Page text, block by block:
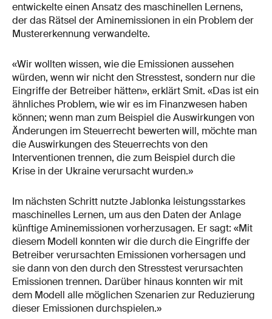
entwickelte einen Ansatz des maschinellen Lernens,
der das Rätsel der Aminemissionen in ein Problem der
Mustererkennung verwandelte.
«Wir wollten wissen, wie die Emissionen aussehen
würden, wenn wir nicht den Stresstest, sondern nur die
Eingriffe der Betreiber hätten», erklärt Smit. «Das ist ein
ähnliches Problem, wie wir es im Finanzwesen haben
können; wenn man zum Beispiel die Auswirkungen von
Änderungen im Steuerrecht bewerten will, möchte man
die Auswirkungen des Steuerrechts von den
Interventionen trennen, die zum Beispiel durch die
Krise in der Ukraine verursacht wurden.»
Im nächsten Schritt nutzte Jablonka leistungsstarkes
maschinelles Lernen, um aus den Daten der Anlage
künftige Aminemissionen vorherzusagen. Er sagt: «Mit
diesem Modell konnten wir die durch die Eingriffe der
Betreiber verursachten Emissionen vorhersagen und
sie dann von den durch den Stresstest verursachten
Emissionen trennen. Darüber hinaus konnten wir mit
dem Modell alle möglichen Szenarien zur Reduzierung
dieser Emissionen durchspielen.»